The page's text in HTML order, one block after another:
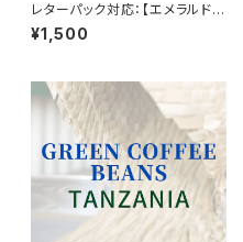
レターパック対応：【エメラルドマ
ウンテン】200g入り
¥1,500